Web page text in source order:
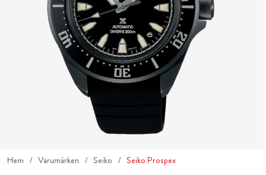
Hem Varumärken Seiko Seiko Prospex